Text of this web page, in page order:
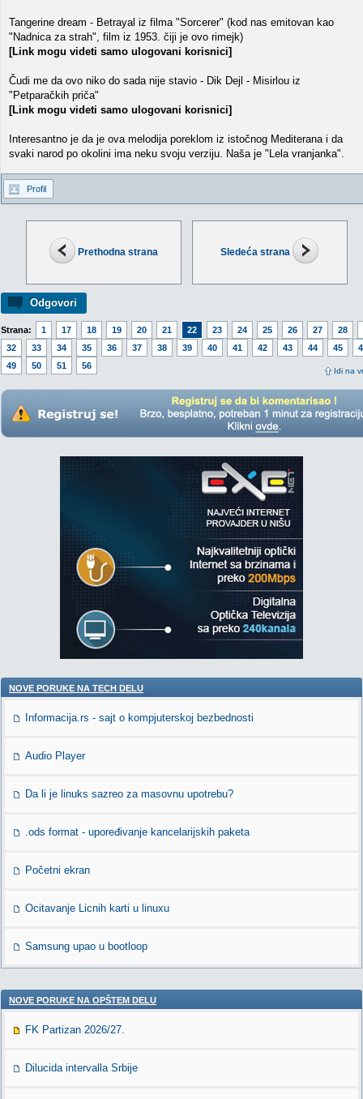
Prethodna strana Sledeća strana
Odgovori
Strana: 1 17 18 19 20 21 22 23 24 25 26 27
28
32
33 34 35 36 37 38 39 40 41 42 43 44 45
49
50 51 56
Idi na
Tangerine dream - Betrayal iz filma "Sorcerer" (kod nas emitovan kao
"Nadnica za strah", film iz 1953. čiji je ovo rimejk)
[Link mogu videti samo ulogovani korisnici]
Čudi me da ovo niko do sada nije stavio - Dik Dejl - Misirlou iz
"Petparačkih priča"
[Link mogu videti samo ulogovani korisnici]
Interesantno je da je ova melodija poreklom iz istočnog Mediterana i da
svaki narod po okolini ima neku svoju verziju. Naša je "Lela vranjanka".
Profil
NOVE PORUKE NA TECH DELU
Informacija.rs - sajt o kompjuterskoj bezbednosti
Audio Player
Da li je linuks sazreo za masovnu upotrebu?
.ods format - upoređivanje kancelarijskih paketa
Početni ekran
Ocitavanje Licnih karti u linuxu
Samsung upao u bootloop
NOVE PORUKE NA OPŠTEM DELU
FK Partizan 2026/27.
Dilucida intervalla Srbije